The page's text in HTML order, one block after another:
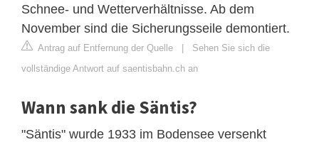
Schnee- und Wetterverhältnisse. Ab dem
November sind die Sicherungsseile demontiert.
Antrag auf Entfernung der Quelle | Sehen Sie sich die
vollständige Antwort auf saentisbahn.ch an
Wann sank die Säntis?
"Säntis" wurde 1933 im Bodensee versenkt